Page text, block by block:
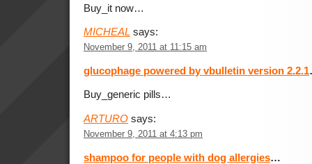
Buy_it now…
MICHEAL says:
November 9, 2011 at 11:15 am
glucophage powered by vbulletin version 2.2.1
Buy_generic pills…
ARTURO says:
November 9, 2011 at 4:13 pm
shampoo for people with dog allergies…